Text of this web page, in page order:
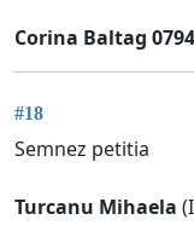
Corina Baltag
#18
Semnez petitia
Turcanu Mihaela